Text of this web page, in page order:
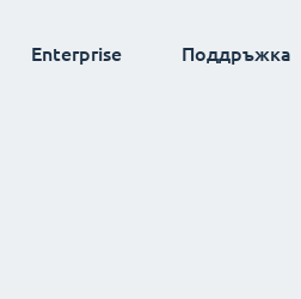
Enterprise Поддръжка